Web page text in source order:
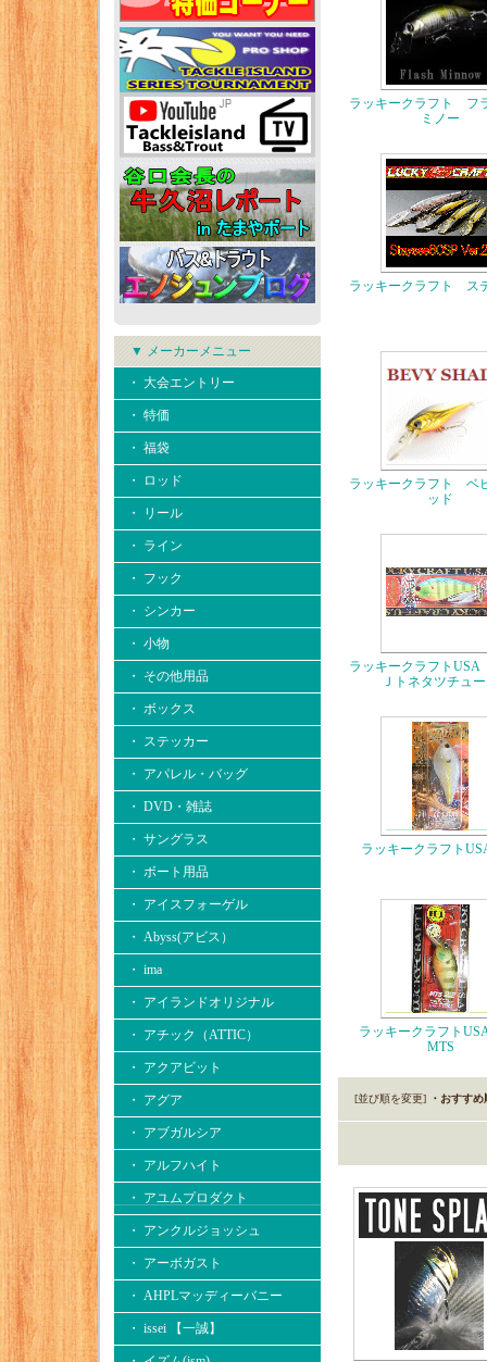
▼ メーカーメニュー
・ 大会エントリー
・ 特価
・ 福袋
・ ロッド
・ リール
・ ライン
・ フック
・ シンカー
・ 小物
・ その他用品
・ ボックス
・ ステッカー
・ アパレル・バッグ
・ DVD・雑誌
・ サングラス
・ ボート用品
・ アイスフォーゲル
・ Abyss(アビス）
・ ima
・ アイランドオリジナル
・ アチック（ATTIC）
・ アクアビット
・ アグア
・ アブガルシア
・ アルフハイト
・ アユムプロダクト
・ アンクルジョッシュ
・ アーボガスト
・ AHPLマッディーバニー
・ issei 【一誠】
ラッキークラフト フ
ミノー
ラッキークラフト ス
ラッキークラフト ベ
ッド
ラッキークラフト
Ｊトネタツチュ
ラッキークラフト
ラッキークラフト
MTS
[並び順を変更] ・おすすめ